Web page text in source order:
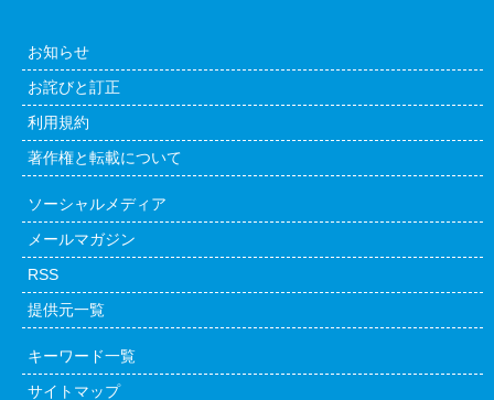
お知らせ
お詫びと訂正
利用規約
著作権と転載について
ソーシャルメディア
メールマガジン
RSS
提供元一覧
キーワード一覧
サイトマップ